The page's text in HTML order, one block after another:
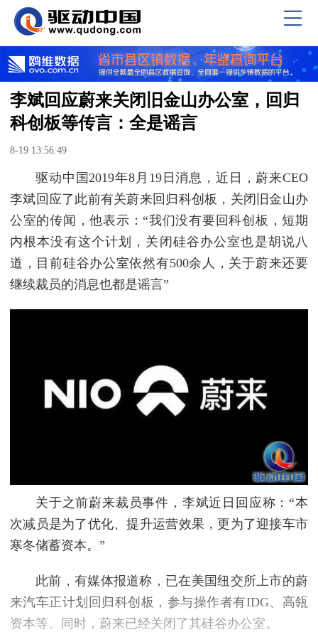
李斌回应蔚来关闭旧金山办公室，回归
科创板等传言：全是谣言
8-19 13:56:49
驱动中国2019年8月19日消息，近日，蔚来CEO
李斌回应了此前有关蔚来回归科创板，关闭旧金山办
公室的传闻，他表示：“我们没有要回科创板，短期
内根本没有这个计划，关闭硅谷办公室也是胡说八
道，目前硅谷办公室依然有500余人，关于蔚来还要
继续裁员的消息也都是谣言”
关于之前蔚来裁员事件，李斌近日回应称：“本
次减员是为了优化、提升运营效果，更为了迎接车市
寒冬储蓄资本。”
此前，有媒体报道称，已在美国纽交所上市的蔚
来汽车正计划回归科创板，参与操作者有IDG、高瓴
资本等。同时，蔚来已经关闭了其硅谷办公室。